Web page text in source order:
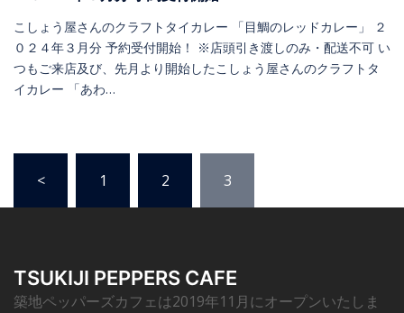
こしょう屋さんのクラフトタイカレー 「目鯛のレッドカレー」 ２
０２４年３月分 予約受付開始！ ※店頭引き渡しのみ・配送不可 い
つもご来店及び、先月より開始したこしょう屋さんのクラフトタ
イカレー 「あわ…
< 1 2 3
TSUKIJI PEPPERS CAFE
築地ペッパーズカフェは2019年11月にオープンいたしま